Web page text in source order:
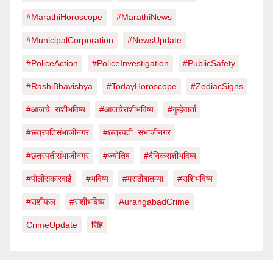
#MarathiHoroscope #MarathiNews
#MunicipalCorporation #NewsUpdate
#PoliceAction #PoliceInvestigation #PublicSafety
#RashiBhavishya #TodayHoroscope #ZodiacSigns
#आजचे_राशीभविष्य #आजचेराशीभविष्य #गुन्हेवार्ता
#छत्रपतिसंभाजीनगर #छत्रपती_संभाजीनगर
#छत्रपतीसंभाजीनगर #ज्योतिष #दैनिकराशीभविष्य
#पोलीसकारवाई #भविष्य #मराठीबातम्या #राशिभविष्य
#राशीफल #राशीभविष्य AurangabadCrime
CrimeUpdate सिंह